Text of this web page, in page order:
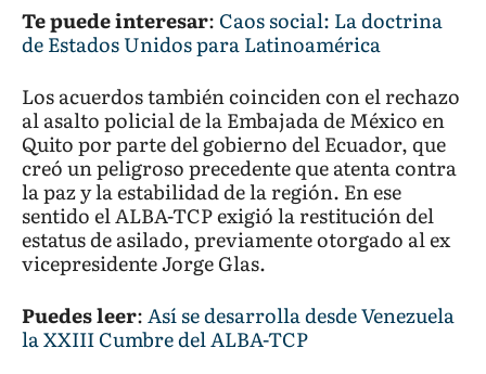
Te puede interesar: Caos social: La doctrina
de Estados Unidos para Latinoamérica
Los acuerdos también coinciden con el rechazo
al asalto policial de la Embajada de México en
Quito por parte del gobierno del Ecuador, que
creó un peligroso precedente que atenta contra
la paz y la estabilidad de la región. En ese
sentido el ALBA-TCP exigió la restitución del
estatus de asilado, previamente otorgado al ex
vicepresidente Jorge Glas.
Puedes leer:Así se desarrolla desde Venezuela
la XXIII Cumbre del ALBA-TCP